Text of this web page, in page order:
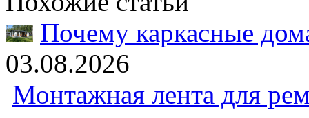
Почему каркасные
03.08.2026
Монтажная лента для